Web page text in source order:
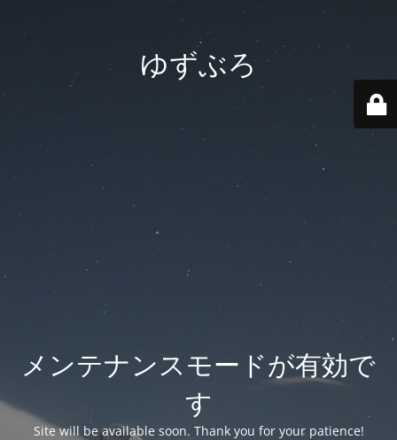
ゆずぶろ
メンテナンスモードが有効で
す
Site will be available soon. Thank you for your patience!